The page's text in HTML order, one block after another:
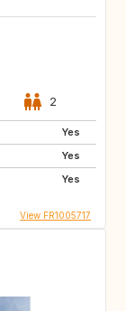
2
Yes
Yes
Yes
View FR1005717